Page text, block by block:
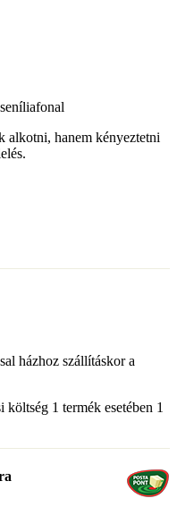
alkotni, hanem kényeztetni
házhoz szállításkor a
költség 1 termék esetében 1